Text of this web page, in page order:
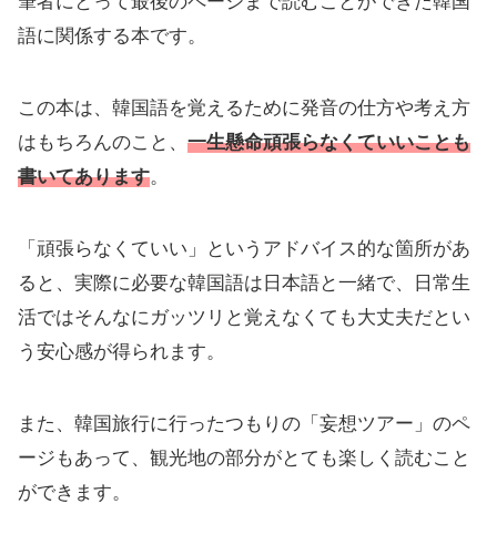
語に関係する本です。
この本は、韓国語を覚えるために発音の仕方や考え方
はもちろんのこと、 一生懸命頑張らなくていいことも
書いてあります。
「頑張らなくていい」というアドバイス的な箇所があ
ると、実際に必要な韓国語は日本語と一緒で、日常生
活ではそんなにガッツリと覚えなくても大丈夫だとい
う安心感が得られます。
また、韓国旅行に行ったつもりの「妄想ツアー」のペ
ージもあって、観光地の部分がとても楽しく読むこと
ができます。